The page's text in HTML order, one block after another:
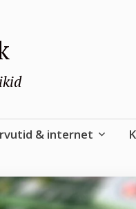
& internet